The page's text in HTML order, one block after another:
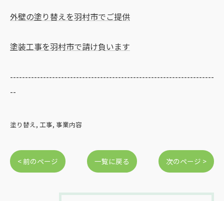
外壁の塗り替えを羽村市でご提供
塗装工事を羽村市で請け負います
--------------------------------------------------------------------
--
塗り替え 工事 事業内容
< 前のページ 一覧に戻る 次のページ >